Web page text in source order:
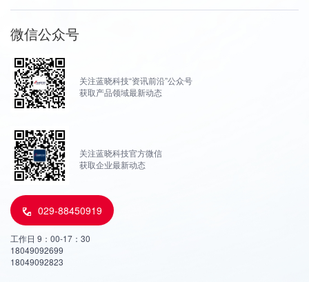
微信公众号
关注蓝晓科技“资讯前沿”公众号
获取产品领域最新动态
关注蓝晓科技官方微信
获取企业最新动态
029-88450919
工作日 9：00-17：30
18049092699
18049092823